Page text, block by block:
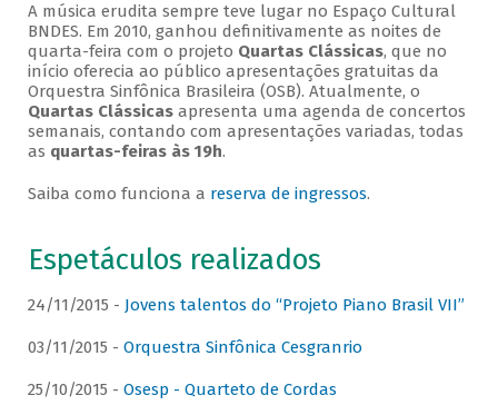
A música erudita sempre teve lugar no Espaço Cultural
BNDES. Em 2010, ganhou definitivamente as noites de
quarta-feira com o projeto Quartas Clássicas, que no
início oferecia ao público apresentações gratuitas da
Orquestra Sinfônica Brasileira (OSB). Atualmente, o
Quartas Clássicasapresenta uma agenda de concertos
semanais, contando com apresentações variadas, todas
as quartas-feiras às 19h.
Saiba como funciona a reserva de ingressos.
Espetáculos realizados
24/11/2015 - Jovens talentos do “Projeto Piano Brasil VII”
03/11/2015 - Orquestra Sinfônica Cesgranrio
25/10/2015 - Osesp - Quarteto de Cordas